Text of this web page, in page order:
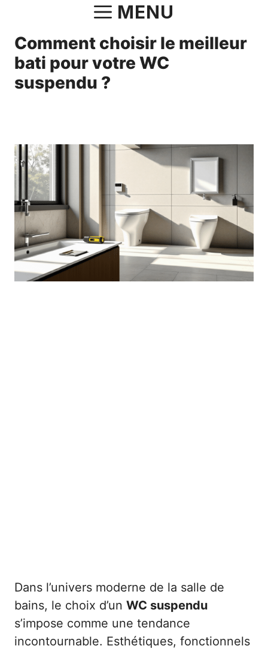
contenu
MENU
Comment choisir le meilleur
bati pour votre WC
suspendu ?
Dans l’univers moderne de la salle de
bains, le choix d’un WC suspendu
s’impose comme une tendance
incontournable. Esthétiques, fonctionnels